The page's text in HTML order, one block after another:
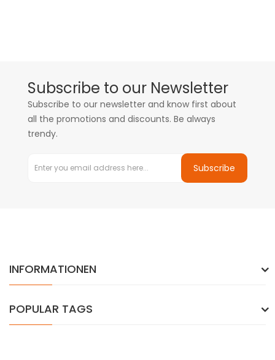
Subscribe to our Newsletter
Subscribe to our newsletter and know first about
all the promotions and discounts. Be always
trendy.
Subscribe
INFORMATIONEN
POPULAR TAGS